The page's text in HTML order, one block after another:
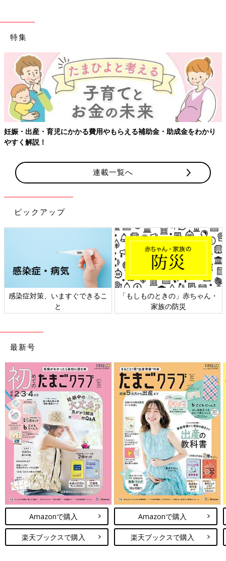
特集
妊娠・出産・育児にかかる費用やもらえる補助金・助成金をわかり
やすく解説！
連載一覧へ
ピックアップ
感染症対策、いますぐできるこ
と
「もしものときの」赤ちゃん・
家族の防災
最新号
Amazonで購入
楽天ブックスで購入
Amazonで購入
楽天ブックスで購入